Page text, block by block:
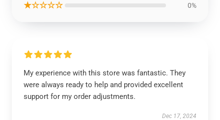
★☆☆☆☆ 0%
My experience with this store was fantastic. They
were always ready to help and provided excellent
support for my order adjustments.
Dec 17, 2024